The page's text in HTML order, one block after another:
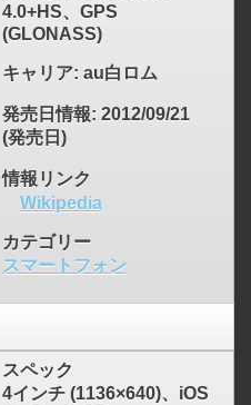
4.0+HS、GPS
(GLONASS)
キャリア: au白ロム
発売日情報: 2012/09/21
(発売日)
情報リンク
Wikipedia
カテゴリー
スマートフォン
スペック
4インチ (1136×640)、iOS